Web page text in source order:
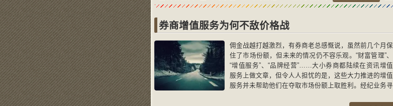
券商增值服务为何不敌价格战
佣金战越打越激烈，有券商老总感慨说，虽然前几个月保
住了市场份额，但未来的情况仍不容乐观。“财富管理”、
“增值服务”、“品牌经营”……大小券商都陆续在资讯增值
服务上做文章，但令人人担忧的是，这些大力推进的增值
服务并未帮助他们在夺取市场份额上取胜利。经纪业务寻